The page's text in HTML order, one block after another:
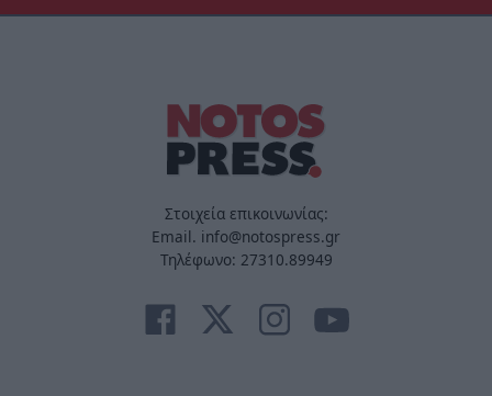
Στοιχεία επικοινωνίας:
Email. info@notospress.gr
Τηλέφωνο: 27310.89949